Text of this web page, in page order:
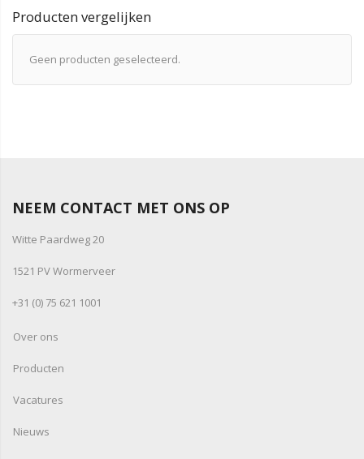
Producten vergelijken
Geen producten geselecteerd.
NEEM CONTACT MET ONS OP
Witte Paardweg 20
1521 PV Wormerveer
+31 (0) 75 621 1001
Over ons
Producten
Vacatures
Nieuws